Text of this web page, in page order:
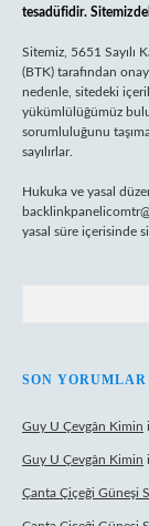
tesadüfidir.
Sitemiz, 5651 Sayılı
(BTK) tarafından
nedenle, sitedeki
yükümlülüğümüz
sorumluluğunu
sayılırlar.
Hukuka ve yasal
yasal süre içerisinde
SON YORUMLAR
Guy U Çevgân Kimin
Guy U Çevgân Kimin
Çanta Çiçeği Güneşi